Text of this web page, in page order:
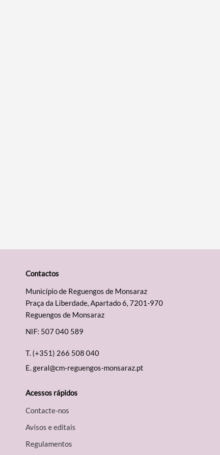
Contactos
Município de Reguengos de Monsaraz
Praça da Liberdade, Apartado 6, 7201-970
Reguengos de Monsaraz
NIF: 507 040 589
T. (+351) 266 508 040
E.geral@cm-reguengos-monsaraz.pt
Acessos rápidos
Contacte-nos
Avisos e editais
Regulamentos